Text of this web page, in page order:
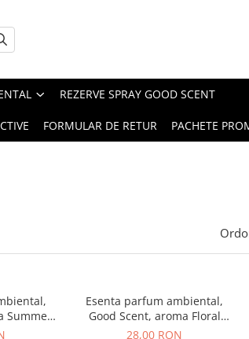
REZERVE SPRAY GOOD SCENT
FORMULAR DE RETUR PACHETE
Summer
Esenta parfum ambiental,
Good Scent, aroma Floral
Bouquet, 20 g
28,00 RON